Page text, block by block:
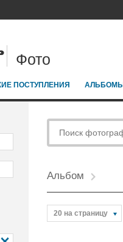
Фото
ПОСТУПЛЕНИЯ АЛЬБОМЫ
Альбом
20 на страницу